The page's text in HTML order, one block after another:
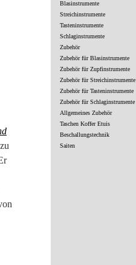
Blasinstrumente
Streichinstrumente
Tasteninstrumente
Schlaginstrumente
Zubehör
Zubehör für Blasinstrumente
Zubehör für Zupfinstrumente
Zubehör für Streichinstrumente
Zubehör für Tasteninstrumente
Zubehör für Schlaginstrumente
Allgemeines Zubehör
Taschen Koffer Etuis
Beschallungstechnik
Saiten